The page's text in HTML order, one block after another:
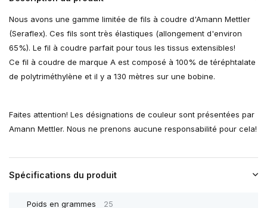
Nous avons une gamme limitée de fils à coudre d'Amann Mettler
(Seraflex). Ces fils sont très élastiques (allongement d'environ
65%). Le fil à coudre parfait pour tous les tissus extensibles!
Ce fil à coudre de marque A est composé à 100% de téréphtalate
de polytriméthylène et il y a 130 mètres sur une bobine.
Faites attention! Les désignations de couleur sont présentées par
Amann Mettler. Nous ne prenons aucune responsabilité pour cela!
Spécifications du produit
Poids en grammes 25